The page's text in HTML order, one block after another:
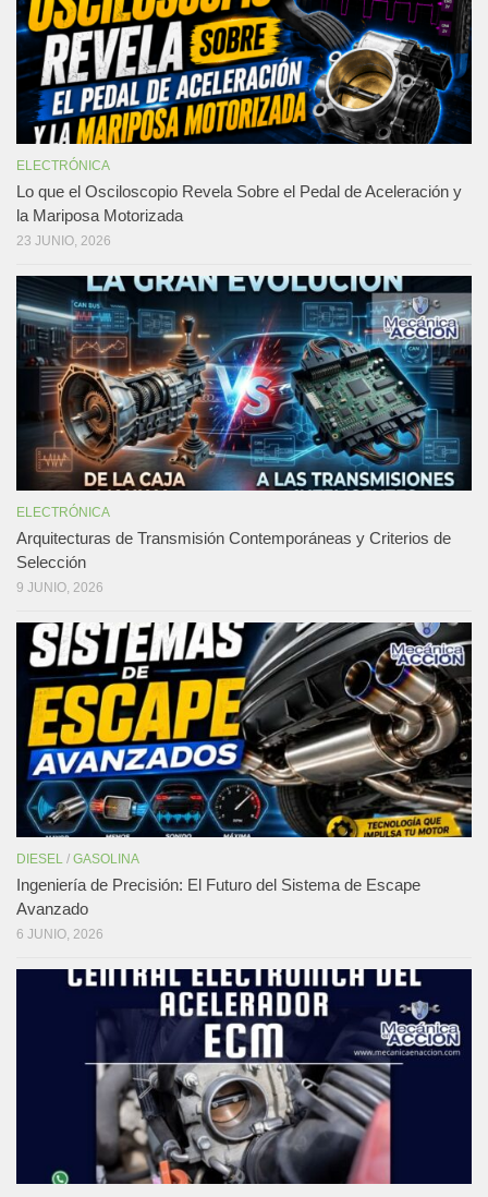
ELECTRÓNICA
Lo que el Osciloscopio Revela Sobre el Pedal de Aceleración y
la Mariposa Motorizada
23 JUNIO, 2026
ELECTRÓNICA
Arquitecturas de Transmisión Contemporáneas y Criterios de
Selección
9 JUNIO, 2026
DIESEL / GASOLINA
Ingeniería de Precisión: El Futuro del Sistema de Escape
Avanzado
6 JUNIO, 2026